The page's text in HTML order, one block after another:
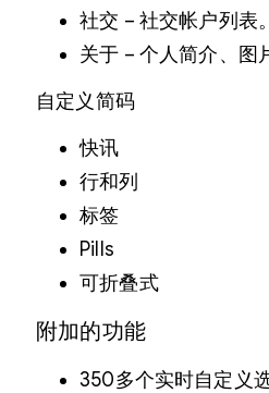
社交 – 社交帐户列表。
关于 – 个人简介、图
自定义简码
快讯
行和列
标签
Pills
可折叠式
附加的功能
350多个实时自定义